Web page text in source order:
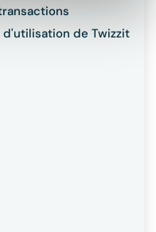
de Twizzit